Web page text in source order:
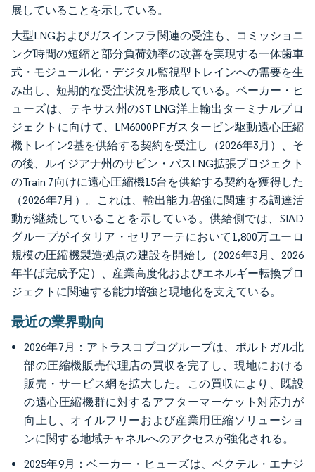
展していることを示している。
大型LNGおよびガスインフラ関連の受注も、コミッショニ
ング時間の短縮と部分負荷効率の改善を実現する一体歯車
式・モジュール化・デジタル監視型トレインへの需要を生
み出し、短期的な受注状況を形成している。ベーカー・ヒ
ューズは、テキサス州のST LNG洋上輸出ターミナルプロ
ジェクトに向けて、LM6000PFガスタービン駆動遠心圧縮
機トレイン2基を供給する契約を受注し（2026年3月）、そ
の後、ルイジアナ州のサビン・パスLNG拡張プロジェクト
のTrain 7向けに遠心圧縮機15台を供給する契約を獲得した
（2026年7月）。これは、輸出能力増強に関連する調達活
動が継続していることを示している。供給側では、SIAD
グループがイタリア・セリアーテにおいて1,800万ユーロ
規模の圧縮機製造拠点の建設を開始し（2026年3月、2026
年半ば完成予定）、産業高度化およびエネルギー転換プロ
ジェクトに関連する能力増強と現地化を支えている。
最近の業界動向
2026年7月：アトラスコプコグループは、ポルトガル北
部の圧縮機販売代理店の買収を完了し、現地における
販売・サービス網を拡大した。この買収により、既設
の遠心圧縮機群に対するアフターマーケット対応力が
向上し、オイルフリーおよび産業用圧縮ソリューショ
ンに関する地域チャネルへのアクセスが強化される。
2025年9月：ベーカー・ヒューズは、ベクテル・エナジ